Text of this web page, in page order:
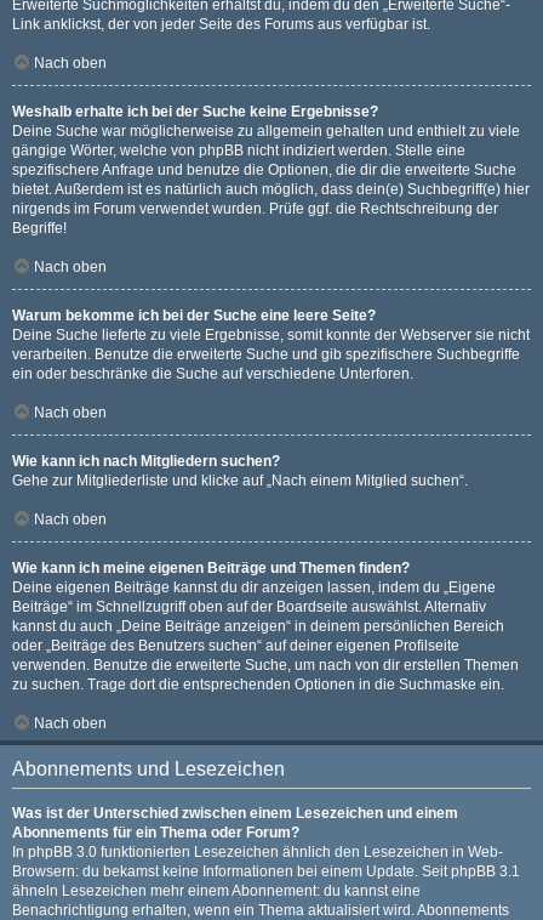
Erweiterte Suchmöglichkeiten erhältst du, indem du den „Erweiterte Suche“-
Link anklickst, der von jeder Seite des Forums aus verfügbar ist.
Nach oben
Weshalb erhalte ich bei der Suche keine Ergebnisse?
Deine Suche war möglicherweise zu allgemein gehalten und enthielt zu viele
gängige Wörter, welche von phpBB nicht indiziert werden. Stelle eine
spezifischere Anfrage und benutze die Optionen, die dir die erweiterte Suche
bietet. Außerdem ist es natürlich auch möglich, dass dein(e) Suchbegriff(e) hier
nirgends im Forum verwendet wurden. Prüfe ggf. die Rechtschreibung der
Begriffe!
Nach oben
Warum bekomme ich bei der Suche eine leere Seite?
Deine Suche lieferte zu viele Ergebnisse, somit konnte der Webserver sie nicht
verarbeiten. Benutze die erweiterte Suche und gib spezifischere Suchbegriffe
ein oder beschränke die Suche auf verschiedene Unterforen.
Nach oben
Wie kann ich nach Mitgliedern suchen?
Gehe zur Mitgliederliste und klicke auf „Nach einem Mitglied suchen“.
Nach oben
Wie kann ich meine eigenen Beiträge und Themen finden?
Deine eigenen Beiträge kannst du dir anzeigen lassen, indem du „Eigene
Beiträge“ im Schnellzugriff oben auf der Boardseite auswählst. Alternativ
kannst du auch „Deine Beiträge anzeigen“ in deinem persönlichen Bereich
oder „Beiträge des Benutzers suchen“ auf deiner eigenen Profilseite
verwenden. Benutze die erweiterte Suche, um nach von dir erstellen Themen
zu suchen. Trage dort die entsprechenden Optionen in die Suchmaske ein.
Nach oben
Abonnements und Lesezeichen
Was ist der Unterschied zwischen einem Lesezeichen und einem
Abonnements für ein Thema oder Forum?
In phpBB 3.0 funktionierten Lesezeichen ähnlich den Lesezeichen in Web-
Browsern: du bekamst keine Informationen bei einem Update. Seit phpBB 3.1
ähneln Lesezeichen mehr einem Abonnement: du kannst eine
Benachrichtigung erhalten, wenn ein Thema aktualisiert wird. Abonnements